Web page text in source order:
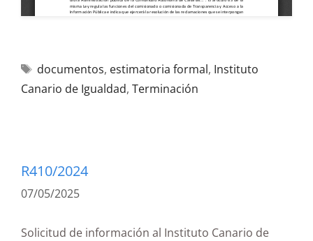
documentos, estimatoria formal, Instituto
Canario de Igualdad, Terminación
R410/2024
07/05/2025
Solicitud de información al Instituto Canario de